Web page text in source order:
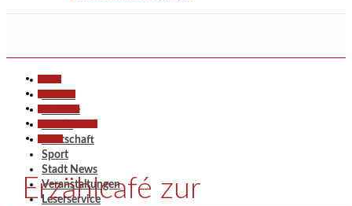
Termine
Wirtschaft
Sport
Stadt News
Veranstaltungen
Leserservice
Erzählcafé zur